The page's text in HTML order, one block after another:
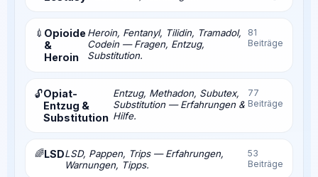
💉 Opioide
&
Heroin
Heroin, Fentanyl, Tilidin, Tramadol,
Codein — Fragen, Entzug,
Substitution.
81
Beiträge
🔓Opiat-
Entzug &
Substitution
Entzug, Methadon, Subutex,
Substitution — Erfahrungen &
Hilfe.
77
Beiträge
🌈LSDLSD, Pappen, Trips — Erfahrungen,
Warnungen, Tipps.
53
Beiträge